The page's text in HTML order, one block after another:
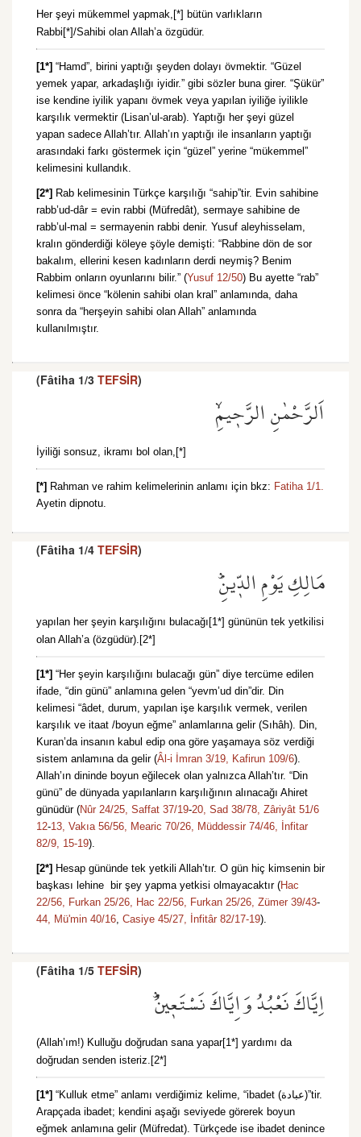
Her şeyi mükemmel yapmak,[*] bütün varlıkların
Rabbi[*]/Sahibi olan Allah’a özgüdür.
[1*] “Hamd”, birini yaptığı şeyden dolayı övmektir. “Güzel
yemek yapar, arkadaşlığı iyidir.” gibi sözler buna girer. “Şükür”
ise kendine iyilik yapanı övmek veya yapılan iyiliğe iyilikle
karşılık vermektir (Lisan’ul-arab). Yaptığı her şeyi güzel
yapan sadece Allah’tır. Allah’ın yaptığı ile insanların yaptığı
arasındaki farkı göstermek için “güzel” yerine “mükemmel”
kelimesini kullandık.
[2*] Rab kelimesinin Türkçe karşılığı “sahip”tir. Evin sahibine
rabb’ud-dâr = evin rabbi (Müfredât), sermaye sahibine de
rabb’ul-mal = sermayenin rabbi denir. Yusuf aleyhisselam,
kralın gönderdiği köleye şöyle demişti: “Rabbine dön de sor
bakalım, ellerini kesen kadınların derdi neymiş? Benim
Rabbim onların oyunlarını bilir.” (Yusuf 12/50) Bu ayette “rab”
kelimesi önce “kölenin sahibi olan kral” anlamında, daha
sonra da “herşeyin sahibi olan Allah” anlamında
kullanılmıştır.
(Fâtiha 1/3 TEFSİR)
اَلرَّحْمٰنِ الرَّح۪يمِۙ
İyiliği sonsuz, ikramı bol olan,[*]
[*] Rahman ve rahim kelimelerinin anlamı için bkz: Fatiha 1/1.
Ayetin dipnotu.
(Fâtiha 1/4 TEFSİR)
مَالِكِ يَوْمِ الدّ۪ينِۜ
yapılan her şeyin karşılığını bulacağı[1*] gününün tek yetkilisi
olan Allah’a (özgüdür).[2*]
[1*] “Her şeyin karşılığını bulacağı gün” diye tercüme edilen
ifade, “din günü” anlamına gelen “yevm’ud din”dir. Din
kelimesi “âdet, durum, yapılan işe karşılık vermek, verilen
karşılık ve itaat /boyun eğme” anlamlarına gelir (Sıhâh). Din,
Kuran’da insanın kabul edip ona göre yaşamaya söz verdiği
sistem anlamına da gelir (Âl-i İmran 3/19, Kafirun 109/6).
Allah’ın dininde boyun eğilecek olan yalnızca Allah’tır. “Din
günü” de dünyada yapılanların karşılığının alınacağı Ahiret
günüdür (Nûr 24/25, Saffat 37/19-20, Sad 38/78, Zâriyât 51/6
12-13, Vakıa 56/56, Mearic 70/26, Müddessir 74/46, İnfitar
82/9, 15-19).
[2*] Hesap gününde tek yetkili Allah’tır. O gün hiç kimsenin bir
başkası lehine bir şey yapma yetkisi olmayacaktır (Hac
22/56, Furkan 25/26, Hac 22/56, Furkan 25/26, Zümer 39/43-
44, Mü'min 40/16, Casiye 45/27, İnfitâr 82/17-19).
(Fâtiha 1/5 TEFSİR)
اِيَّاكَ نَعْبُدُ وَاِيَّاكَ نَسْتَع۪ينُۜ
(Allah’ım!) Kulluğu doğrudan sana yapar[1*] yardımı da
doğrudan senden isteriz.[2*]
[1*] “Kulluk etme” anlamı verdiğimiz kelime, “ibadet (عبادة)”tir.
Arapçada ibadet; kendini aşağı seviyede görerek boyun
eğmek anlamına gelir (Müfredat). Türkçede ise ibadet denince